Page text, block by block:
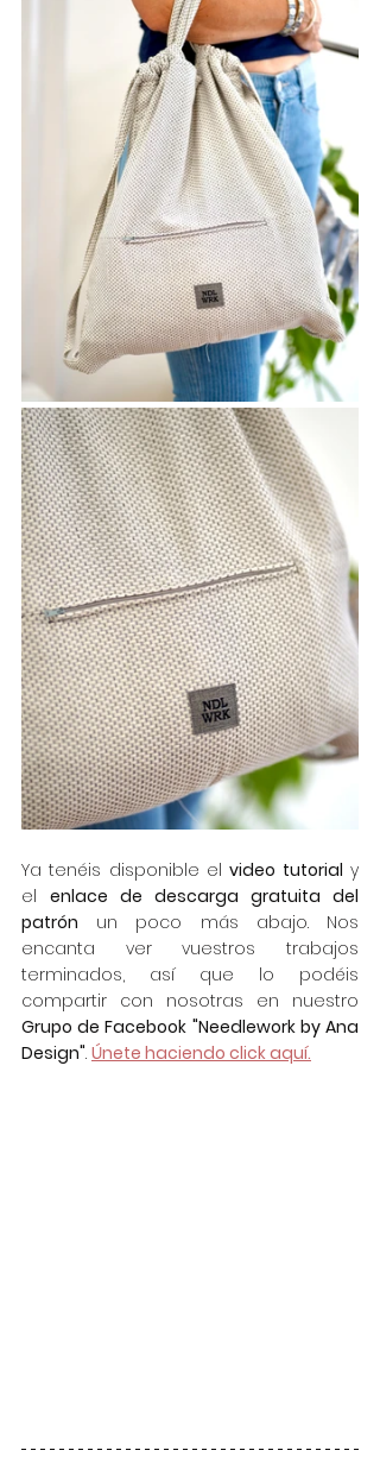
Ya tenéis disponible el video tutorial y
el enlace de descarga gratuita del
patrón un poco más abajo. Nos
encanta ver vuestros trabajos
terminados, así que lo podéis
Grupo de Facebook "Needlework by Ana
Design". Únete haciendo click aquí.